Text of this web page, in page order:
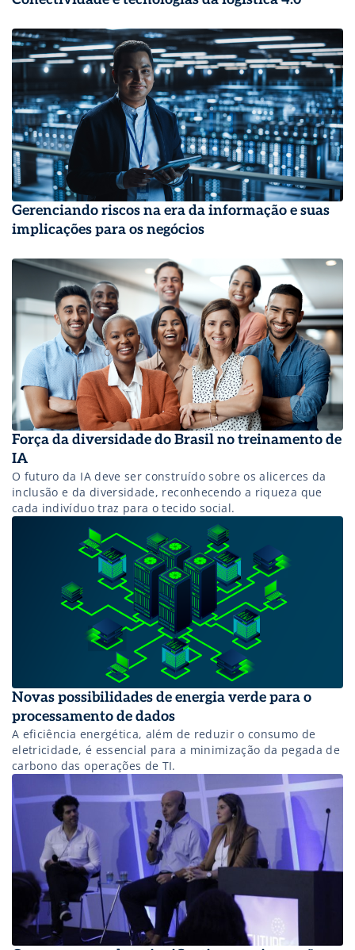
Gerenciando riscos na era da informação e suas
implicações para os negócios
Força da diversidade do Brasil no treinamento de
IA
O futuro da IA deve ser construído sobre os alicerces da
inclusão e da diversidade, reconhecendo a riqueza que
cada indivíduo traz para o tecido social.
Novas possibilidades de energia verde para o
processamento de dados
A eficiência energética, além de reduzir o consumo de
eletricidade, é essencial para a minimização da pegada de
carbono das operações de TI.